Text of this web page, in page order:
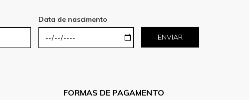
Data de nascimento
ENVIAR
FORMAS DE PAGAMENTO